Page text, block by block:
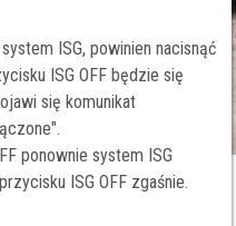
ISG, powinien nacisnąć
ISG OFF będzie się
się komunikat
ponownie system ISG
ISG OFF zgaśnie.